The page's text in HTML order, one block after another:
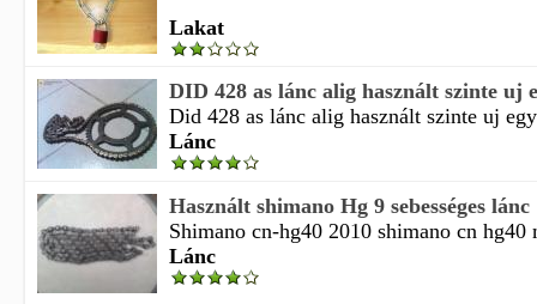
Lakat
DID 428 as lánc alig használt szinte uj
Did 428 as lánc alig használt szinte uj
Lánc
Használt shimano Hg 9 sebességes lánc
Shimano cn-hg40 2010 shimano cn
Lánc